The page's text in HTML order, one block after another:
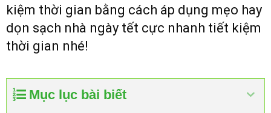
kiệm thời gian bằng cách áp dụng mẹo hay
dọn sạch nhà ngày tết cực nhanh tiết kiệm
thời gian nhé!
Mục lục bài biết